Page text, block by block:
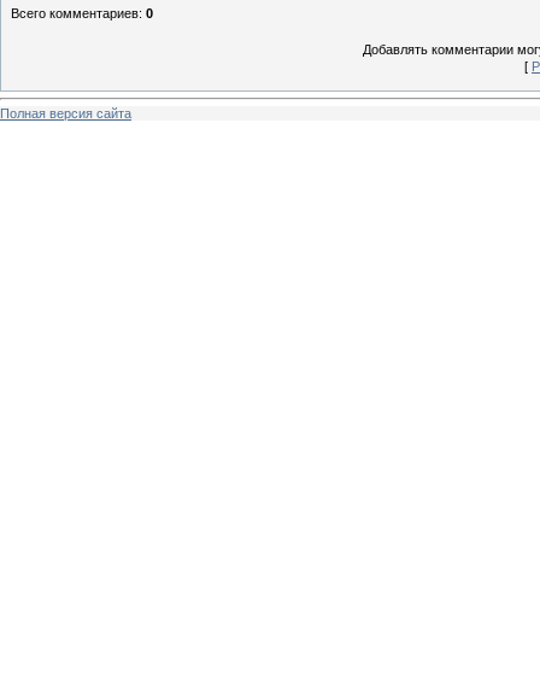
Всего комментариев: 0
Добавлять комментарии
[
Полная версия сайта